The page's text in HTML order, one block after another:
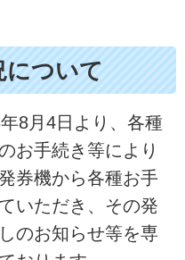
について
8月4日より、各種
お手続き等により
券機から各種お手
いただき、その発
のお知らせ等を専